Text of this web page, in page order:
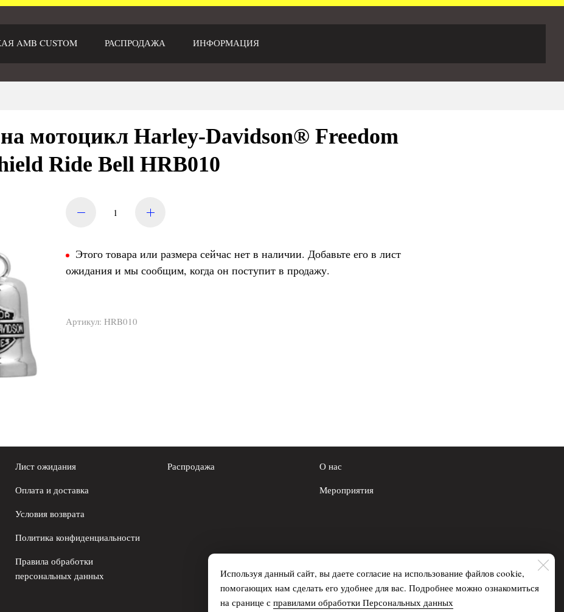
AMB CUSTOM РАСПРОДАЖА ИНФОРМАЦИЯ
мотоцикл Harley-Davidson® Freedom
Ride Bell HRB010
Этого товара или размера сейчас нет в наличии. Добавьте его в лист
ожидания и мы сообщим, когда он поступит в продажу.
Артикул: HRB010
Используя данный сайт, вы даете согласие на использование файлов cookie,
помогающих нам сделать его удобнее для вас. Подробнее можно ознакомиться
на сранице с правилами обработки Персональных данных
Лист ожидания
Оплата и доставка
Условия возврата
Политика конфиденциальности
Правила обработки
персональных данных
Распродажа
О нас
Мероприятия